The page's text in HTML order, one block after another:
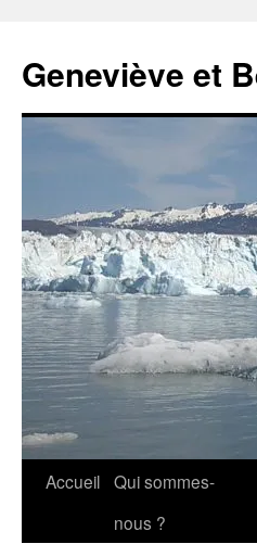
Geneviève et
Aller
Accueil Qui sommes-
nous ?